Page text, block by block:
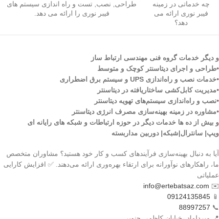
چه خدماتی در زمینه
فیبر نوری ارائه می
دهد؟
طراحی, نصب, تست و راه اندازی سیستم های
فیبر نوری را ارائه می دهد.
و دیگر خدمات گروه فنی مهندسی ارتباط ساز
•طراحی و اجرای دیتاسنتر کوچک و متوسط
•خدمات نصب و راه‌اندازی UPS و سیستم برق اضطراری
•مدیریت کابل‌کشی ساختاریافته در دیتاسنتر
•نصب و راه‌اندازی سیستم‌های تهویه دیتاسنتر
•مشاوره در زمینه بهینه‌سازی مصرف انرژی دیتاسنتر
و بیش از ده ها خدمات دیگر در حوزه ارتباطات و شبکه های رایانه ای
ویپ| سانترال|شبکه| دوربین مداربسته
آیا به دنبال بهینه‌سازی فرآیندهای کسب و کار خود هستید؟ مشاوران متخصص
ما، راهکارهای نوآورانه برای ارتقاء بهره‌وری ارائه می‌دهند. ✅ افزایش کارایی
عملیاتی
✉️
info@ertebatsaz.com
📱
09124135845
📞
88997257